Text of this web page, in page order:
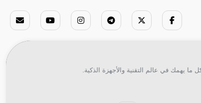
ما يهمك في عالم التقنية والأجهزة الذكية.